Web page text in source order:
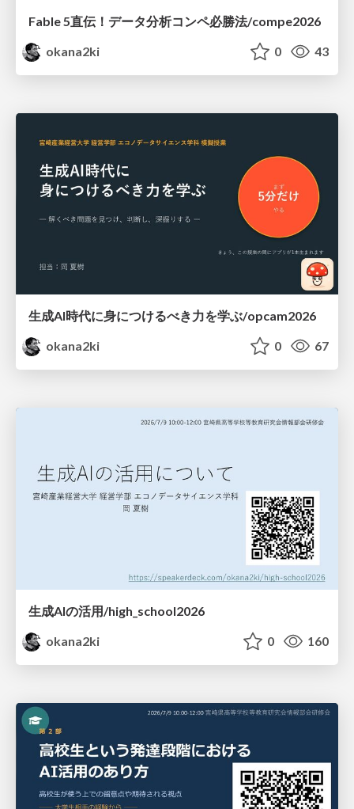
Fable 5直伝！データ分析コンペ必勝法/compe2026
okana2ki
0 43
生成AI時代に身につけるべき力を学ぶ/opcam2026
okana2ki
0 67
生成AIの活用/high_school2026
okana2ki
0 160